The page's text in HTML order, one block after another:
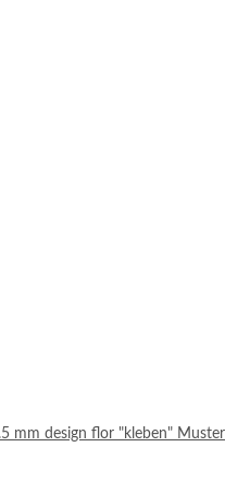
mm design flor "kleben" Muster